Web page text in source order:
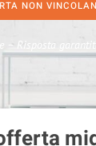
NON
– Risposta